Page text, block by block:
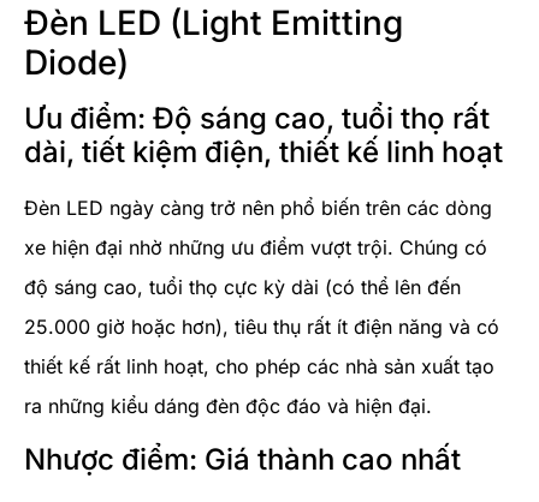
Đèn LED (Light Emitting
Diode)
Ưu điểm: Độ sáng cao, tuổi thọ rất
dài, tiết kiệm điện, thiết kế linh hoạt
Đèn LED ngày càng trở nên phổ biến trên các dòng
xe hiện đại nhờ những ưu điểm vượt trội. Chúng có
độ sáng cao, tuổi thọ cực kỳ dài (có thể lên đến
25.000 giờ hoặc hơn), tiêu thụ rất ít điện năng và có
thiết kế rất linh hoạt, cho phép các nhà sản xuất tạo
ra những kiểu dáng đèn độc đáo và hiện đại.
Nhược điểm: Giá thành cao nhất